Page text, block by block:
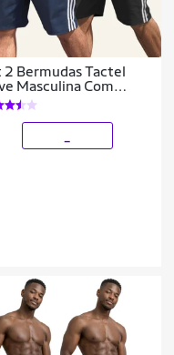
2 Bermudas Tactel
Com
Lateral